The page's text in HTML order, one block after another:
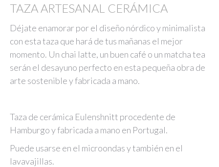
TAZA ARTESANAL CERÁMICA
Déjate enamorar por el diseño nórdico y minimalista
con esta taza que hará de tus mañanas el mejor
momento. Un chai latte, un buen café o un matcha tea
serán el desayuno perfecto en esta pequeña obra de
arte sostenible y fabricada a mano.
Taza de cerámica Eulenshnitt procedente de
Hamburgo y fabricada a mano en Portugal.
Puede usarse en el microondas y también en el
lavavajillas.